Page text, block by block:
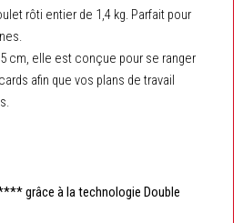
rôti entier de 1,4 kg. Parfait pour
cm, elle est conçue pour se ranger
afin que vos plans de travail
grâce à la technologie Double